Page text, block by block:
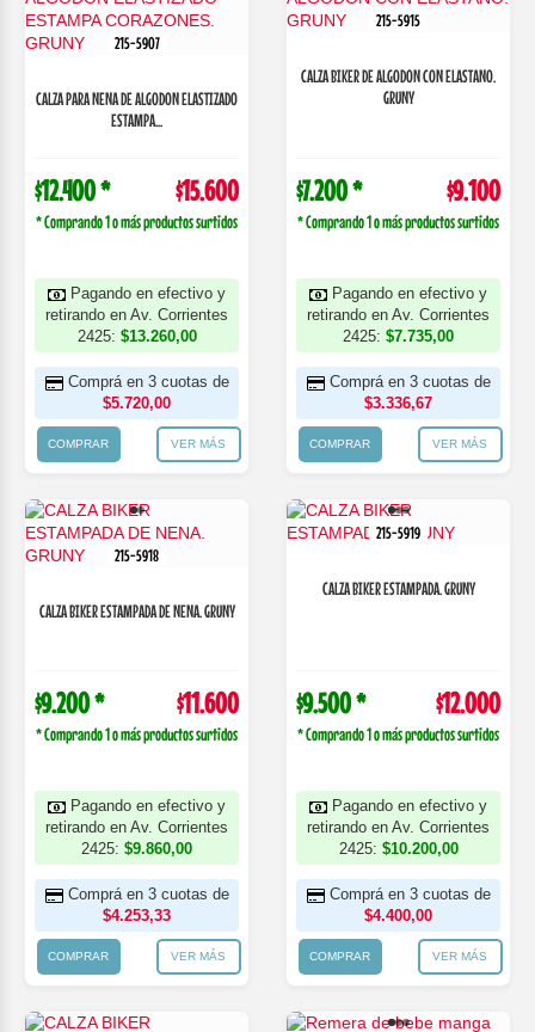
215-5907
CALZA PARA NENA DE ALGODON ELASTIZADO
ESTAMPA...
$12.400 * $15.600
* Comprando 1 o más productos surtidos
Pagando en efectivo y
retirando en Av. Corrientes
2425: $13.260,00
Comprá en 3 cuotas de
$5.720,00
COMPRAR VER MÁS
215-5915
CALZA BIKER DE ALGODON CON ELASTANO.
GRUNY
$7.200 * $9.100
* Comprando 1 o más productos surtidos
Pagando en efectivo y
retirando en Av. Corrientes
2425: $7.735,00
Comprá en 3 cuotas de
$3.336,67
COMPRAR VER MÁS
215-5918
CALZA BIKER ESTAMPADA DE NENA. GRUNY
$9.200 * $11.600
* Comprando 1 o más productos surtidos
Pagando en efectivo y
retirando en Av. Corrientes
2425: $9.860,00
Comprá en 3 cuotas de
$4.253,33
COMPRAR VER MÁS
215-5919
CALZA BIKER ESTAMPADA. GRUNY
$9.500 * $12.000
* Comprando 1 o más productos surtidos
Pagando en efectivo y
retirando en Av. Corrientes
2425: $10.200,00
Comprá en 3 cuotas de
$4.400,00
COMPRAR VER MÁS